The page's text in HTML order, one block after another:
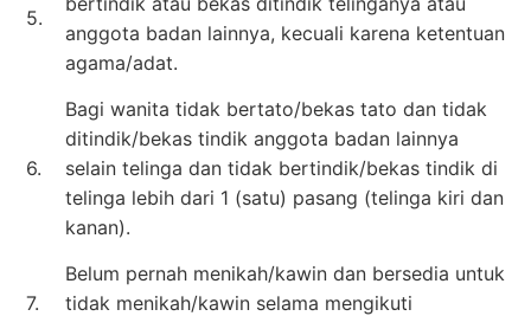
5.
anggota badan lainnya, kecuali karena ketentuan
agama/adat.
6.
Bagi wanita tidak bertato/bekas tato dan tidak
ditindik/bekas tindik anggota badan lainnya
selain telinga dan tidak bertindik/bekas tindik di
telinga lebih dari 1 (satu) pasang (telinga kiri dan
kanan).
7.
Belum pernah menikah/kawin dan bersedia untuk
tidak menikah/kawin selama mengikuti